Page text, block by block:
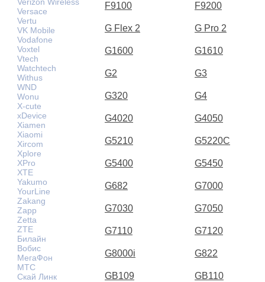
Versace
Vertu
VK Mobile
Vodafone
Voxtel
Vtech
Watchtech
Withus
WND
Wonu
X-cute
xDevice
Xiamen
Xiaomi
Xircom
Xplore
XPro
XTE
Yakumo
YourLine
Zakang
Zapp
Zetta
ZTE
Билайн
Вобис
МегаФон
МТС
Скай Линк
F9100 F9200
G Flex 2 G Pro 2
G1600 G1610
G2 G3
G320 G4
G4020 G4050
G5210 G5220C
G5400 G5450
G682 G7000
G7030 G7050
G7110 G7120
G8000i G822
GB109 GB110